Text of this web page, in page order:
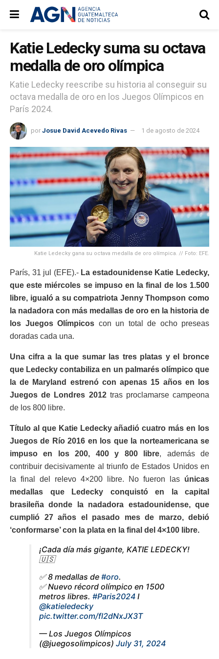
Katie Ledecky suma su octava
medalla de oro olímpica
Katie Ledecky reescribe su historia al conseguir su
octava medalla de oro en los Juegos Olímpicos en
París 2024.
por Josue David Acevedo Rivas 1 de agosto de 2024
Katie Ledecky gana su octava medalla de oro olímpica. // Foto: EFE.
París, 31 jul (EFE).- La estadounidense Katie Ledecky,
que este miércoles se impuso en la final de los 1.500
libre, igualó a su compatriota Jenny Thompson como
la nadadora con más medallas de oro en la historia de
los Juegos Olímpicos con un total de ocho preseas
doradas cada una.
Una cifra a la que sumar las tres platas y el bronce
que Ledecky contabiliza en un palmarés olímpico que
la de Maryland estrenó con apenas 15 años en los
Juegos de Londres 2012tras proclamarse campeona
de los 800 libre.
Título al que Katie Ledecky añadió cuatro más en los
Juegos de Río 2016 en los que la norteamericana se
impuso en los 200, 400 y 800 libre, además de
contribuir decisivamente al triunfo de Estados Unidos en
la final del relevo 4×200 libre. No fueron las únicas
medallas que Ledecky conquistó en la capital
brasileña donde la nadadora estadounidense, que
cumplió 27 años el pasado mes de marzo, debió
‘conformarse’ con la plata en la final del 4×100 libre.
¡Cada día más gigante, KATIE LEDECKY!
🇺🇸
✅ 8 medallas de #oro.
✅ Nuevo récord olímpico en 1500
metros libres. #Paris2024 I
@katieledecky
pic.twitter.com/fl2dNxJX3T
— Los Juegos Olímpicos
(@juegosolimpicos) July 31, 2024